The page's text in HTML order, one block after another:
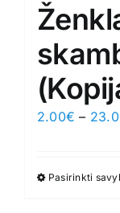
2.00€ –
Pasirinkti